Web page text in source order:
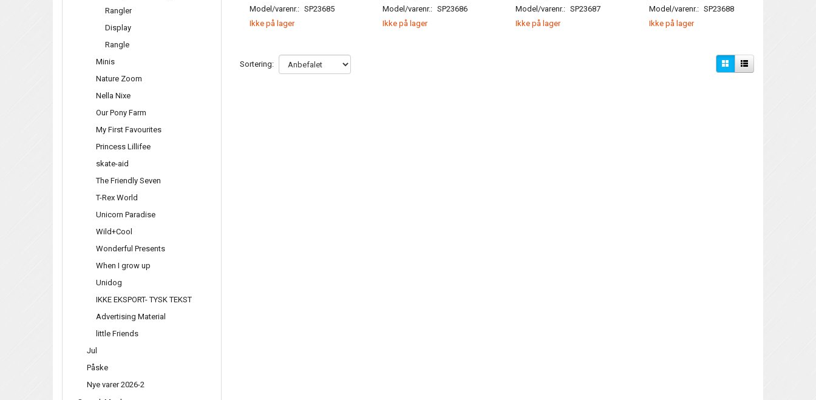
Rangler
Display
Rangle
Minis
Nature Zoom
Nella Nixe
Our Pony Farm
My First Favourites
Princess Lillifee
skate-aid
The Friendly Seven
T-Rex World
Unicorn Paradise
Wild+Cool
Wonderful Presents
When I grow up
Unidog
IKKE EKSPORT- TYSK TEKST
Advertising Material
little Friends
Jul
Påske
Nye varer 2026-2
Model/varenr.: SP23685
Ikke på lager
Model/varenr.: SP23686
Ikke på lager
Model/varenr.: SP23687
Ikke på lager
Model/varenr.: SP23688
Ikke på lager
Sortering: